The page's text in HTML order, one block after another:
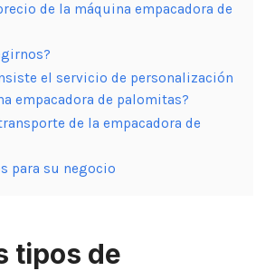
de la máquina empacadora de
el servicio de personalización
empacadora de palomitas?
de la empacadora de
para su negocio
tipos de